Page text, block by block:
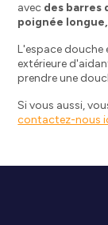
avec des barres
poignée
L'espace
extérieure
prendre une
Si vous aussi,
contactez-nous